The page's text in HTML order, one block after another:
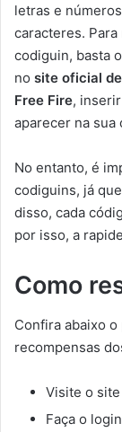
letras e
caracteres.
codiguin, basta
no site oficial
Free Fire,
aparecer na sua
No entanto, é
codiguins, já
disso, cada
por isso, a
Como
Confira abaixo
recompensas
Visite o
Faça o